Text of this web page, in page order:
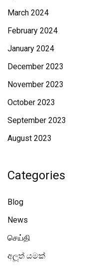
March 2024
February 2024
January 2024
December 2023
November 2023
October 2023
September 2023
August 2023
Categories
Blog
News
செய்தி
අලූත් යමක්